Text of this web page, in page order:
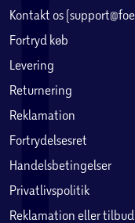
behandling kan
de brede sig og
Såfremt behandling
plejeproduktets
Aluminium:
Mange af vores
havemøbler lavet i
er et stærkt og
Kontakt os
Fortryd køb
Levering
Returnering
Reklamation
Fortrydelsesret
Handelsbetingelser
Privatlivspolitik
Reklamation eller